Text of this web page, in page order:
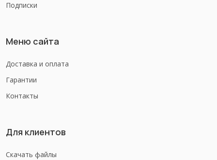
Подписки
Меню сайта
Доставка и оплата
Гарантии
Контакты
Для клиентов
Скачать файлы